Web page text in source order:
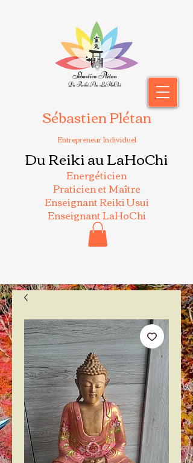
Sébastien Plétan
Entrepreneur Individuel
Du Reiki au LaHoChi
Energéticien
Praticien et Maître
Enseignant Reiki Usui
Enseignant LaHoChi